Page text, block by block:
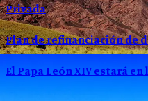
Privada
Plan de refinanciación de
El Papa León XIV estará